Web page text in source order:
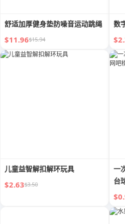
舒适加厚健身垫防噪音运动跳绳
$11.96$15.94
数
儿童益智解扣解环玩具
$2.63$3.50
一
台
沙